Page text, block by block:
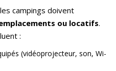
campings doivent
ou locatifs.
:
(vidéoprojecteur, son, Wi-